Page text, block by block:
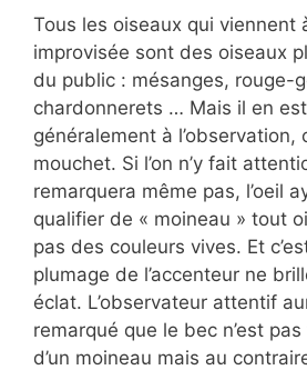
Tous les oiseaux qui viennent
improvisée sont des oiseaux
du public : mésanges, rouge-
chardonnerets … Mais il en
généralement à l’observation,
mouchet. Si l’on n’y fait
remarquera même pas, l’oeil
qualifier de « moineau » tout
pas des couleurs vives. Et
plumage de l’accenteur ne
éclat. L’observateur attentif
remarqué que le bec n’est
d’un moineau mais au